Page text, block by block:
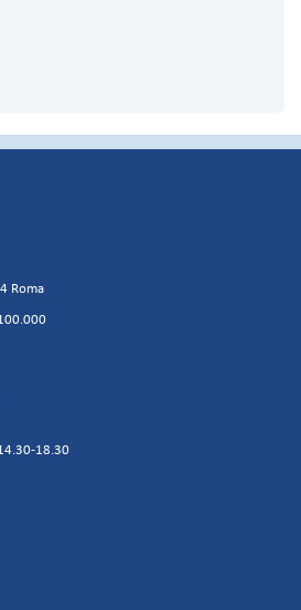
Roma
18.30